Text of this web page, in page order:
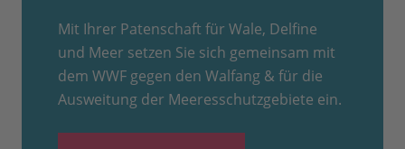
Mit Ihrer Patenschaft für Wale, Delfine
und Meer setzen Sie sich gemeinsam mit
dem WWF gegen den Walfang & für die
Ausweitung der Meeresschutzgebiete ein.